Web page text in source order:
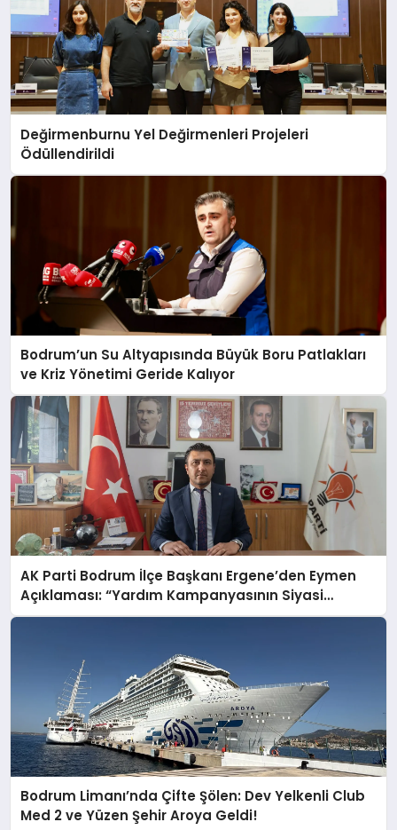
Değirmenburnu Yel Değirmenleri Projeleri
Ödüllendirildi
Bodrum’un Su Altyapısında Büyük Boru Patlakları
ve Kriz Yönetimi Geride Kalıyor
AK Parti Bodrum İlçe Başkanı Ergene’den Eymen
Açıklaması: “Yardım Kampanyasının Siyasi
Malzeme Yapılmasını Kınıyorum”
Bodrum Limanı’nda Çifte Şölen: Dev Yelkenli Club
Med 2 ve Yüzen Şehir Aroya Geldi!